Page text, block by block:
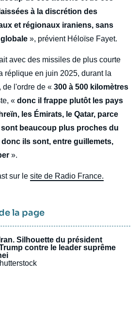
à la discrétion des
et régionaux iraniens, sans
», prévient Héloïse Fayet.
avec des missiles de plus courte
réplique en juin 2025, durant la
de l'ordre de « 300 à 500 kilomètres
« donc il frappe plutôt les pays
les Émirats, le Qatar, parce
beaucoup plus proches du
ils sont, entre guillemets,
».
sur le site de Radio France.
la page
Silhouette du président
contre le leader suprême